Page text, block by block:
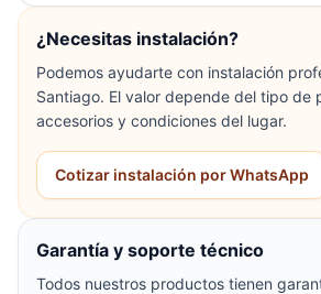
¿Necesitas instalación?
Podemos ayudarte con instalación
Santiago. El valor depende del tipo de
accesorios y condiciones del lugar.
Cotizar instalación por WhatsApp
Garantía y soporte técnico
Todos nuestros productos tienen